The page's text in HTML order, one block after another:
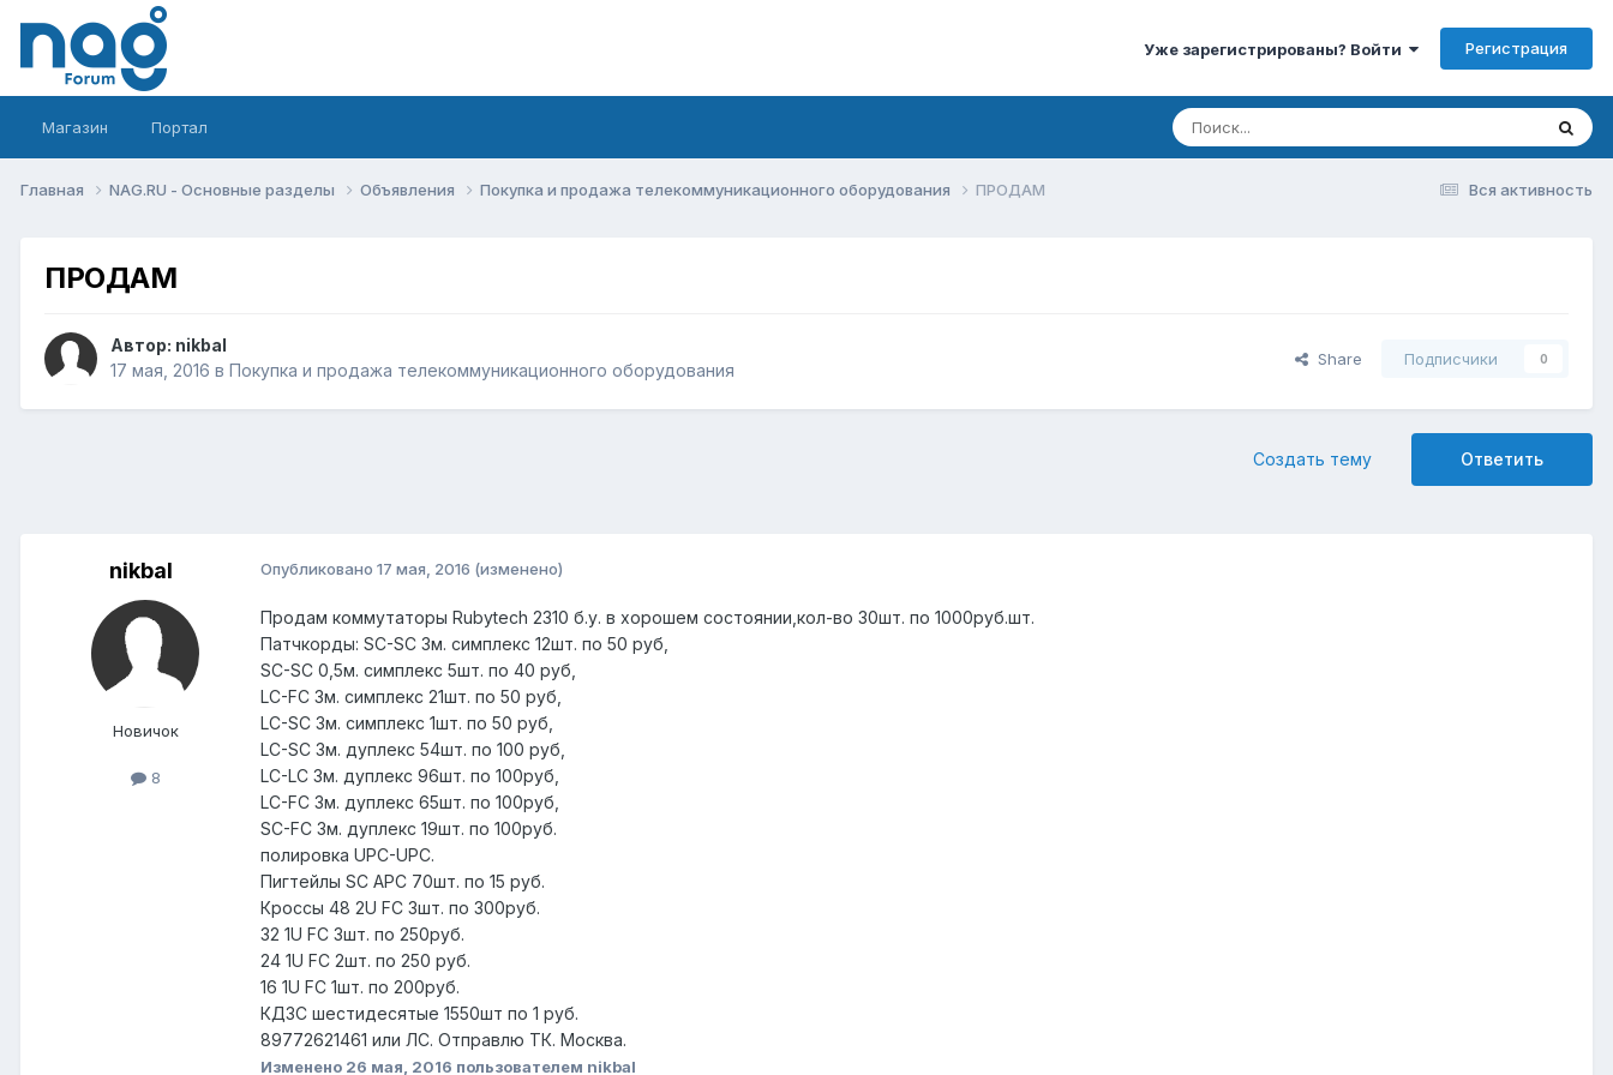
Уже зарегистрированы? Войти Регистрация
Магазин Портал
Вся активность
Главная NAG.RU - Основные разделы Объявления Покупка и продажа телекоммуникационного оборудования ПРОДАМ
ПРОДАМ
Автор: nikbal
17 мая, 2016 в Покупка и продажа телекоммуникационного оборудования
Share Подписчики 0
Ответить
Создать тему
nikbal
Новичок
8
Опубликовано 17 мая, 2016 (изменено)
Продам коммутаторы Rubytech 2310 б.у. в хорошем состоянии,кол-во 30шт. по 1000руб.шт.
Патчкорды: SC-SC 3м. симплекс 12шт. по 50 руб,
SC-SC 0,5м. симплекс 5шт. по 40 руб,
LC-FC 3м. симплекс 21шт. по 50 руб,
LC-SC 3м. симплекс 1шт. по 50 руб,
LC-SC 3м. дуплекс 54шт. по 100 руб,
LC-LC 3м. дуплекс 96шт. по 100руб,
LC-FC 3м. дуплекс 65шт. по 100руб,
SC-FC 3м. дуплекс 19шт. по 100руб.
полировка UPC-UPC.
Пигтейлы SC APC 70шт. по 15 руб.
Кроссы 48 2U FC 3шт. по 300руб.
32 1U FC 3шт. по 250руб.
24 1U FC 2шт. по 250 руб.
16 1U FC 1шт. по 200руб.
КДЗС шестидесятые 1550шт по 1 руб.
89772621461 или ЛС. Отправлю ТК. Москва.
Изменено 26 мая, 2016 пользователем nikbal